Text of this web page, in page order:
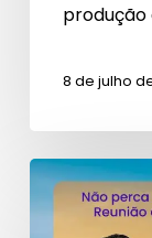
produção
8 de julho
REAM
2026: